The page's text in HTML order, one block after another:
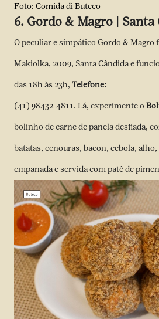
Foto: Comida di Buteco
6. Gordo & Magro | Santa
O peculiar e simpático Gordo & Magro
Makiolka, 2009, Santa Cândida e
das 18h às 23h, Telefone:
(41) 98432-4811. Lá, experimente o
bolinho de carne de panela desfiada,
batatas, cenouras, bacon, cebola, alho,
empanada e servida com patê de